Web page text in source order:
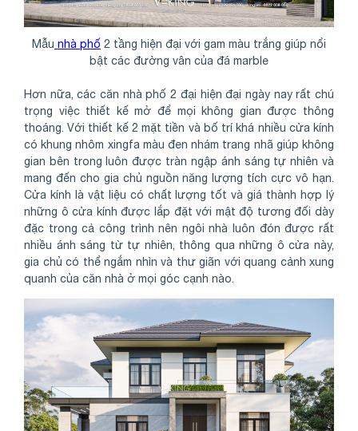
Mẫu nhà phố 2 tầng hiện đại với gam màu trắng giúp nổi
bật các đường vân của đá marble
Hơn nữa, các căn nhà phố 2 đại hiện đại ngày nay rất chú
trọng việc thiết kế mở để mọi không gian được thông
thoáng. Với thiết kế 2 mặt tiền và bố trí khá nhiều cửa kính
có khung nhôm xingfa màu đen nhám trang nhã giúp không
gian bên trong luôn được tràn ngập ánh sáng tự nhiên và
mang đến cho gia chủ nguồn năng lượng tích cực vô hạn.
Cửa kính là vật liệu có chất lượng tốt và giá thành hợp lý
những ô cửa kính được lắp đặt với mật độ tương đối dày
đặc trong cả công trình nên ngôi nhà luôn đón được rất
nhiều ánh sáng từ tự nhiên, thông qua những ô cửa này,
gia chủ có thể ngắm nhìn và thư giãn với quang cảnh xung
quanh của căn nhà ở mọi góc cạnh nào.